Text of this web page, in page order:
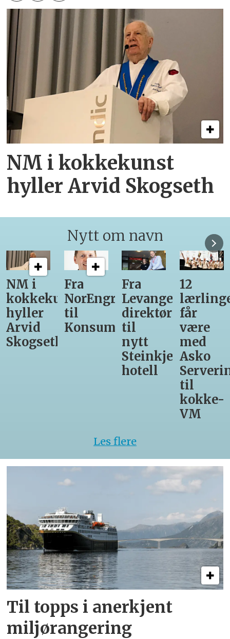
NM i kokkekunst
hyller Arvid Skogseth
Nytt om navn
Fra
NorEngros
til
Konsumgruppen
Fra
Levanger-
direktør
til
Steinkjer-
12
lærlinger
får
være
med
Asko
Servering
Fra
til
Matprat
Les flere
Til topps i anerkjent
miljørangering